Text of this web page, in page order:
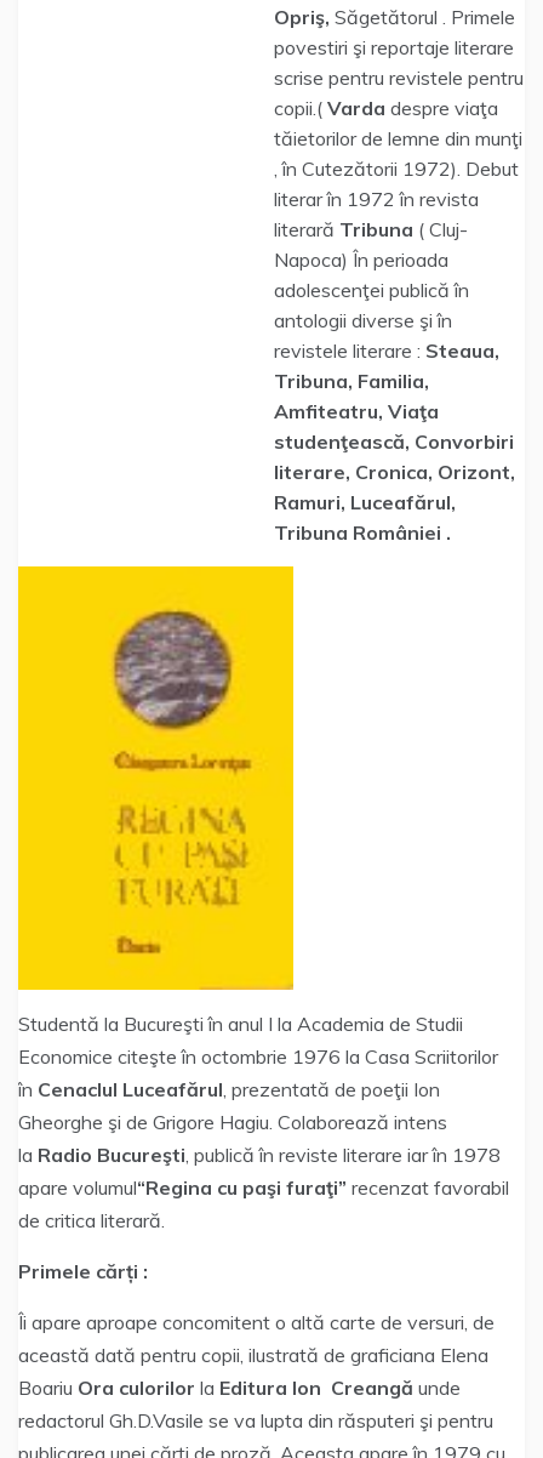
Opriş, Săgetătorul . Primele
povestiri şi reportaje literare
scrise pentru revistele pentru
copii.( Varda despre viaţa
tăietorilor de lemne din munţi
, în Cutezătorii 1972). Debut
literar în 1972 în revista
literară Tribuna ( Cluj-
Napoca) În perioada
adolescenţei publică în
antologii diverse şi în
revistele literare : Steaua,
Tribuna, Familia,
Amfiteatru, Viaţa
studenţească, Convorbiri
literare, Cronica, Orizont,
Ramuri, Luceafărul,
Tribuna României .
Studentă la Bucureşti în anul I la Academia de Studii
Economice citeşte în octombrie 1976 la Casa Scriitorilor
în Cenaclul Luceafărul , prezentată de poeţii Ion
Gheorghe şi de Grigore Hagiu. Colaborează intens
la Radio Bucureşti , publică în reviste literare iar în 1978
apare volumul“Regina cu paşi furaţi” recenzat favorabil
de critica literară.
Primele cărți :
Îi apare aproape concomitent o altă carte de versuri, de
această dată pentru copii, ilustrată de graficiana Elena
Boariu Ora culorilor la Editura Ion Creangă unde
redactorul Gh.D.Vasile se va lupta din răsputeri şi pentru
publicarea unei cărţi de proză. Aceasta apare în 1979 cu